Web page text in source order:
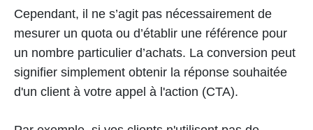
Cependant, il ne s’agit pas nécessairement de
mesurer un quota ou d’établir une référence pour
un nombre particulier d’achats. La conversion peut
signifier simplement obtenir la réponse souhaitée
d'un client à votre appel à l'action (CTA).